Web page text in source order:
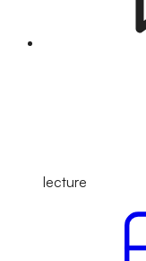
lecture